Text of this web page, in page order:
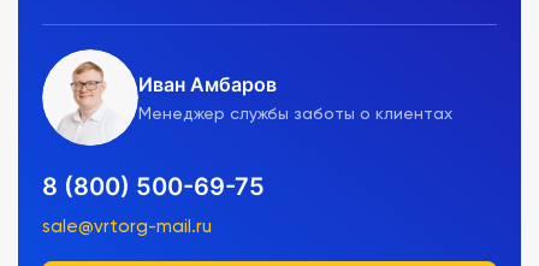
Иван Амбаров
Менеджер службы заботы о клиентах
8 (800) 500-69-75
sale@vrtorg-mail.ru